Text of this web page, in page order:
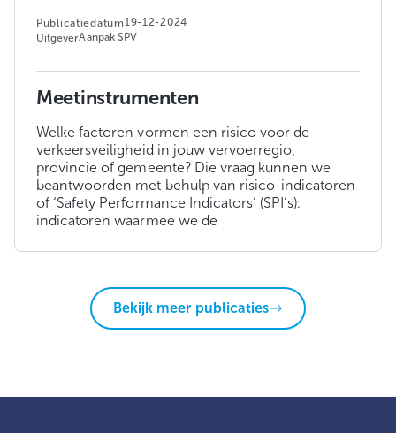
Publicatiedatum19-12-2024
UitgeverAanpak SPV
Meetinstrumenten
Welke factoren vormen een risico voor de
verkeersveiligheid in jouw vervoerregio,
provincie of gemeente? Die vraag kunnen we
beantwoorden met behulp van risico-indicatoren
of ‘Safety Performance Indicators’ (SPI’s):
indicatoren waarmee we de
Bekijk meer publicaties